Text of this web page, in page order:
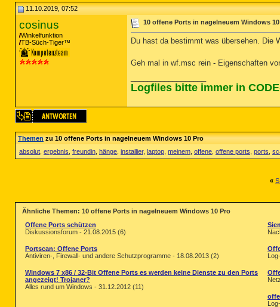
11.10.2019, 07:52
cosinus
Winkelfunktion
TB-Süch-Tiger™
10 offene Ports in nagelneuem Windows
Du hast da bestimmt was übersehen. Die
Geh mal in wf.msc rein - Eigenschaften
Logfiles bitte immer in
Themenzu 10 offene Ports in nagelneuem Windows 10 Pro
absolut ergebnis freundin hänge installier, laptop meinem offene offene ports ports
«
Ähnliche Themen: 10 offene Ports in nagelneuem Windows 10 Pro
Offene Ports schützen
Diskussionsforum - 21.08.2015 (6)
Portscan: Offene Ports
Antiviren-, Firewall- und andere Schutzprogramme - 18.08.2013 (2)
Windows 7 x86 / 32-Bit Offene Ports es werden keine Dienste zu den Ports
angezeigt! Trojaner?
Alles rund um Windows - 31.12.2012 (11)